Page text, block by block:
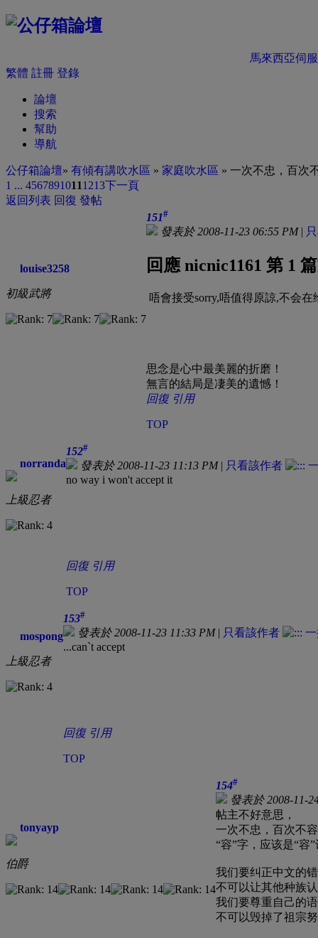
馬來西亞伺
繁體 註冊 登錄
論壇
搜索
幫助
導航
公仔箱論壇» 有傾有講吹水區 » 家庭吹水區 » 一次不忠，百次
1 ... 45678910111213下一頁
返回列表 回復 發帖
louise3258
初級武將
151#
發表於 2008-11-23 06:55 PM|
回應 nicnic1161 第 1
唔會接受sorry,唔值得原諒,不会
思念是心中最美麗的折磨！
無言的結局是凄美的遺憾！
回復 引用
TOP
norranda
上級忍者
152#
發表於 2008-11-23 11:13 PM| 只看該作者
no way i won't accept it
回復 引用
TOP
mospong
上級忍者
153#
發表於 2008-11-23 11:33 PM| 只看該作者
...can`t accept
回復 引用
TOP
tonyayp
伯爵
154#
發表於 2008-11-
帖主不好意思，
一次不忠，百次不
“容”字，应该是“容
我们要纠正中文的
不可以让其他种族
我们要尊重自己的
不可以毁掉了祖宗